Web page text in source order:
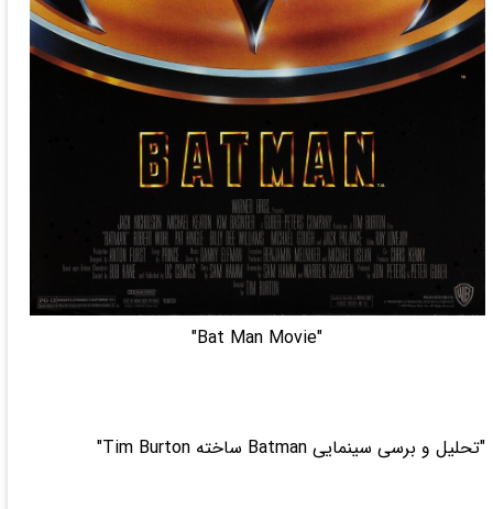
"Bat Man Movie"
"تحلیل و برسی سینمایی Batman ساخته Tim Burton"